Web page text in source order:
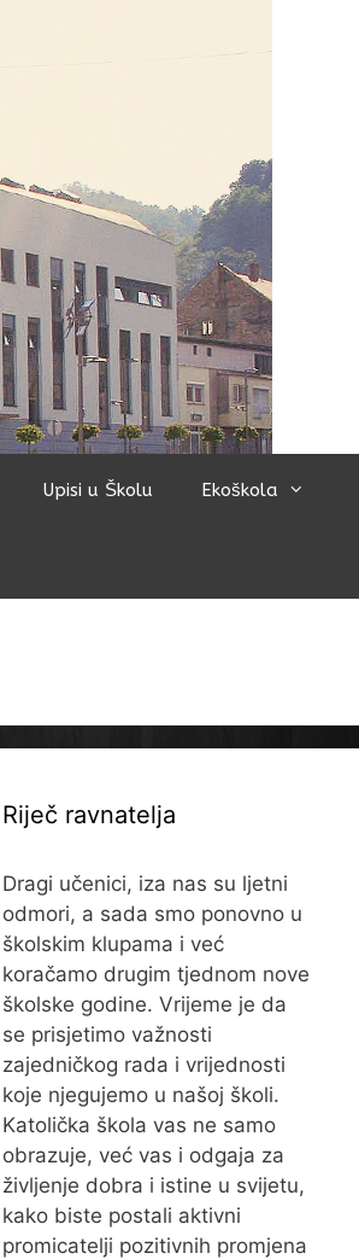
Upisi u Školu Ekoškola
Riječ ravnatelja
Dragi učenici, iza nas su ljetni
odmori, a sada smo ponovno u
školskim klupama i već
koračamo drugim tjednom nove
školske godine. Vrijeme je da
se prisjetimo važnosti
zajedničkog rada i vrijednosti
koje njegujemo u našoj školi.
Katolička škola vas ne samo
obrazuje, već vas i odgaja za
življenje dobra i istine u svijetu,
kako biste postali aktivni
promicatelji pozitivnih promjena